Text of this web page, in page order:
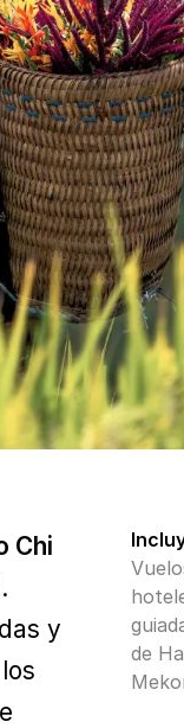
Chi
y
de